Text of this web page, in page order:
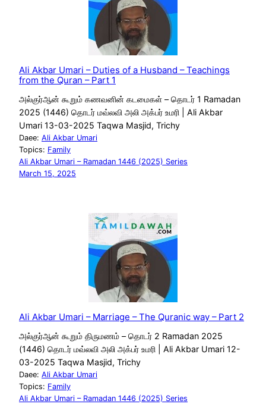
Ali Akbar Umari – Duties of a Husband – Teachings
from the Quran – Part 1
அல்குர்ஆன் கூறும் கணவனின் கடமைகள் – தொடர் 1 Ramadan
2025 (1446) தொடர் மவ்லவி அலி அக்பர் உமரி | Ali Akbar
Umari 13-03-2025 Taqwa Masjid, Trichy
Daee: Ali Akbar Umari
Topics: Family
Ali Akbar Umari – Ramadan 1446 (2025) Series
March 15, 2025
Ali Akbar Umari – Marriage – The Quranic way – Part 2
அல்குர்ஆன் கூறும் திருமணம் – தொடர் 2 Ramadan 2025
(1446) தொடர் மவ்லவி அலி அக்பர் உமரி | Ali Akbar Umari 12-
03-2025 Taqwa Masjid, Trichy
Daee: Ali Akbar Umari
Topics: Family
Ali Akbar Umari – Ramadan 1446 (2025) Series